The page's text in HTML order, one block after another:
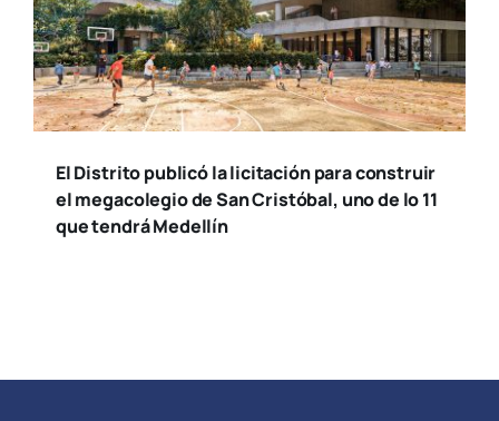
El Distrito publicó la licitación para construir
el megacolegio de San Cristóbal, uno de lo 11
que tendrá Medellín